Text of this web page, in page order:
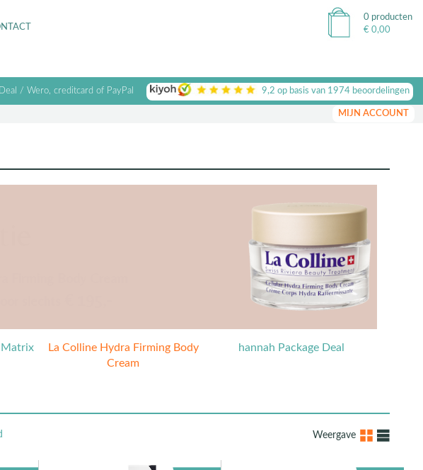
0 producten
€ 0,00
/ Wero, creditcard of PayPal 9,2 op basis van 1974beoordelingen
MIJN ACCOUNT
Matrix
La Colline Hydra Firming Body
Cream
hannah Package Deal
Weergave